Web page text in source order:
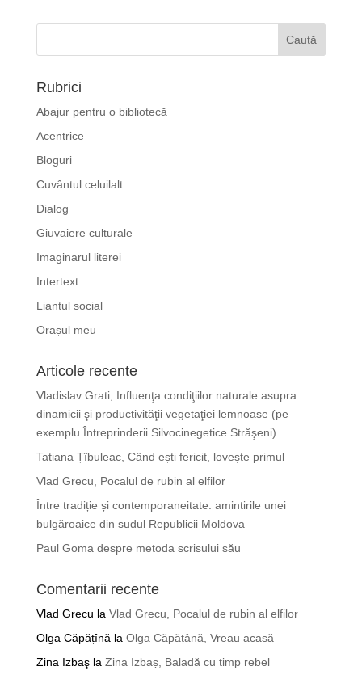
Rubrici
Abajur pentru o bibliotecă
Acentrice
Bloguri
Cuvântul celuilalt
Dialog
Giuvaiere culturale
Imaginarul literei
Intertext
Liantul social
Orașul meu
Articole recente
Vladislav Grati, Influenţa condiţiilor naturale asupra
dinamicii şi productivităţii vegetaţiei lemnoase (pe
exemplu Întreprinderii Silvocinegetice Străşeni)
Tatiana Țîbuleac, Când ești fericit, lovește primul
Vlad Grecu, Pocalul de rubin al elfilor
Între tradiție și contemporaneitate: amintirile unei
bulgăroaice din sudul Republicii Moldova
Paul Goma despre metoda scrisului său
Comentarii recente
Vlad Grecu la Vlad Grecu, Pocalul de rubin al elfilor
Olga Căpățînă la Olga Căpățână, Vreau acasă
Zina Izbaşla Zina Izbaș, Baladă cu timp rebel